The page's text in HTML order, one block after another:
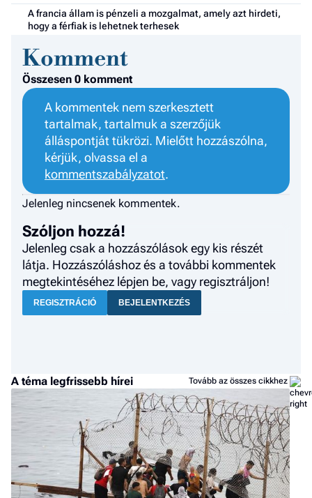
A francia állam is pénzeli a mozgalmat, amely azt hirdeti,
hogy a férfiak is lehetnek terhesek
Komment
Összesen 0 komment
A kommentek nem szerkesztett
tartalmak, tartalmuk a szerzőjük
álláspontját tükrözi. Mielőtt hozzászólna,
kérjük, olvassa el a
kommentszabályzatot.
Jelenleg nincsenek kommentek.
Szóljon hozzá!
Jelenleg csak a hozzászólások egy kis részét
látja. Hozzászóláshoz és a további kommentek
megtekintéséhez lépjen be, vagy regisztráljon!
REGISZTRÁCIÓ BEJELENTKEZÉS
A téma legfrissebb hírei Tovább az összes cikkhez